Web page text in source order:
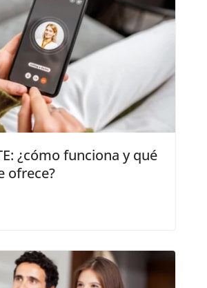
¿cómo funciona y qué
ofrece?